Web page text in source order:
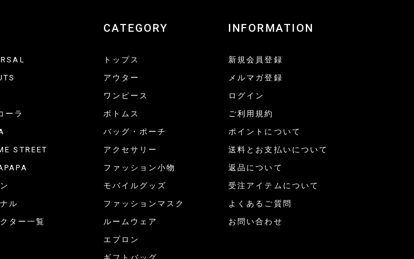
ーラ
STREET
ル
ター一覧
CATEGORY
トップス
アウター
ワンピース
ボトムス
バッグ・ポーチ
アクセサリー
ファッション小物
モバイルグッズ
ファッションマスク
ルームウェア
エプロン
INFORMATION
新規会員登録
メルマガ登録
ログイン
ご利用規約
ポイントについて
送料とお支払いについて
返品について
受注アイテムについて
よくあるご質問
お問い合わせ